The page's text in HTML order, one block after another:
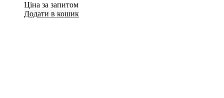
Ціна за запитом
Додати в кошик